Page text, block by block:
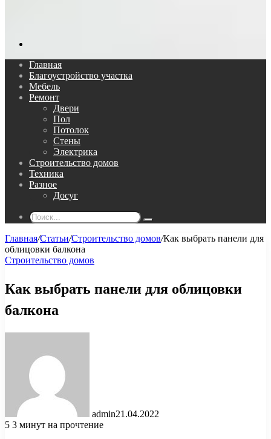
Главная
Благоустройство участка
Мебель
Ремонт
Двери
Пол
Потолок
Стены
Электрика
Строительство домов
Техника
Разное
Досуг
Поиск...
Главная/Статьи/Строительство домов/Как выбрать панели для
облицовки балкона
Строительство домов
Как выбрать панели для облицовки
балкона
admin21.04.2022
5 3 минут на прочтение